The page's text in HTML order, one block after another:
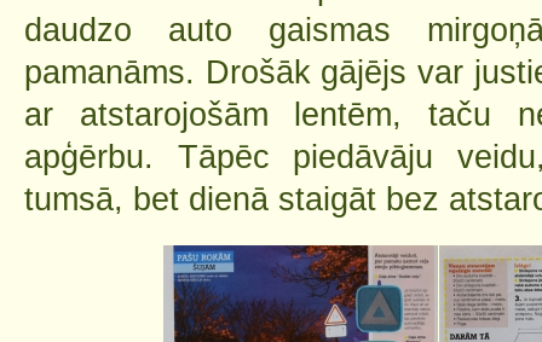
daudzo auto gaismas
pamanāms. Drošāk gājējs var
ar atstarojošām lentēm, taču
apģērbu. Tāpēc piedāvāju
tumsā, bet dienā staigāt bez